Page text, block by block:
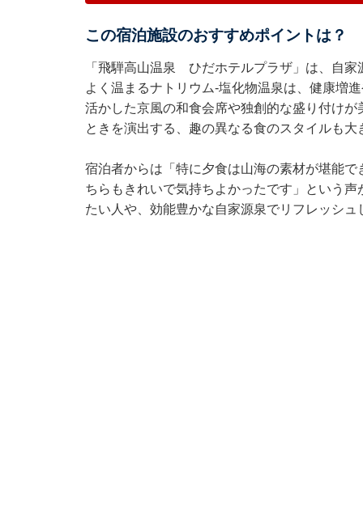
この宿泊施設のおすすめポイントは？
「飛騨高山温泉 ひだホテルプラザ」は、自
よく温まるナトリウム-塩化物温泉は、健康増
活かした京風の和食会席や独創的な盛り付け
ときを演出する、趣の異なる食のスタイルも大
宿泊者からは「特に夕食は山海の素材が堪能
ちらもきれいで気持ちよかったです」という
たい人や、効能豊かな自家源泉でリフレッシ